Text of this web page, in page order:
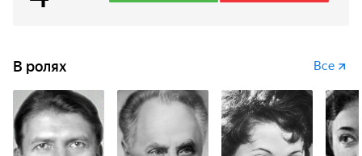
В ролях Все